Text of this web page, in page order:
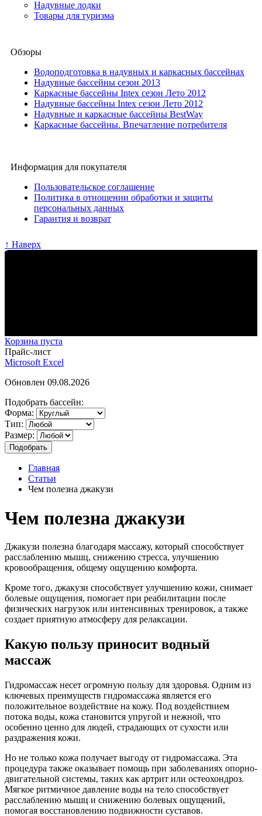
Надувные лодки
Товары для туризма
Обзоры
Водоподготовка в надувных и каркасных бассейнах
Надувные бассейны сезон 2013
Каркасные бассейны Intex сезон Лето 2012
Надувные бассейны Intex сезон Лето 2012
Надувные и каркасные бассейны BestWay
Каркасные бассейны. Впечатление потребителя
Информация для покупателя
Пользовательское соглашение
Политика в отношении обработки и защиты
персональных данных
Гарантия и возврат
↑ Наверх
Корзина пуста
Прайс-лист
Microsoft Excel
Обновлен 09.08.2026
Подобрать бассейн:
Форма:
Тип:
Размер:
Главная
Статьи
Чем полезна джакузи
Чем полезна джакузи
Джакузи полезна благодаря массажу, который способствует
расслаблению мышц, снижению стресса, улучшению
кровообращения, общему ощущению комфорта.
Кроме того, джакузи способствует улучшению кожи, снимает
болевые ощущения, помогает при реабилитации после
физических нагрузок или интенсивных тренировок, а также
создает приятную атмосферу для релаксации.
Какую пользу приносит водный
массаж
Гидромассаж несет огромную пользу для здоровья. Одним из
ключевых преимуществ гидромассажа является его
положительное воздействие на кожу. Под воздействием
потока воды, кожа становится упругой и нежной, что
особенно ценно для людей, страдающих от сухости или
раздражения кожи.
Но не только кожа получает выгоду от гидромассажа. Эта
процедура также оказывает помощь при заболеваниях опорно-
двигательной системы, таких как артрит или остеохондроз.
Мягкое ритмичное давление воды на тело способствует
расслаблению мышц и снижению болевых ощущений,
помогая восстановлению подвижности суставов.